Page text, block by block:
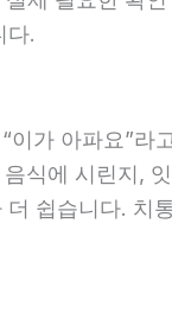
다.
이가 아파요”
식에 시린지,
쉽습니다. 치